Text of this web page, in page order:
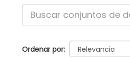
Ordenar por